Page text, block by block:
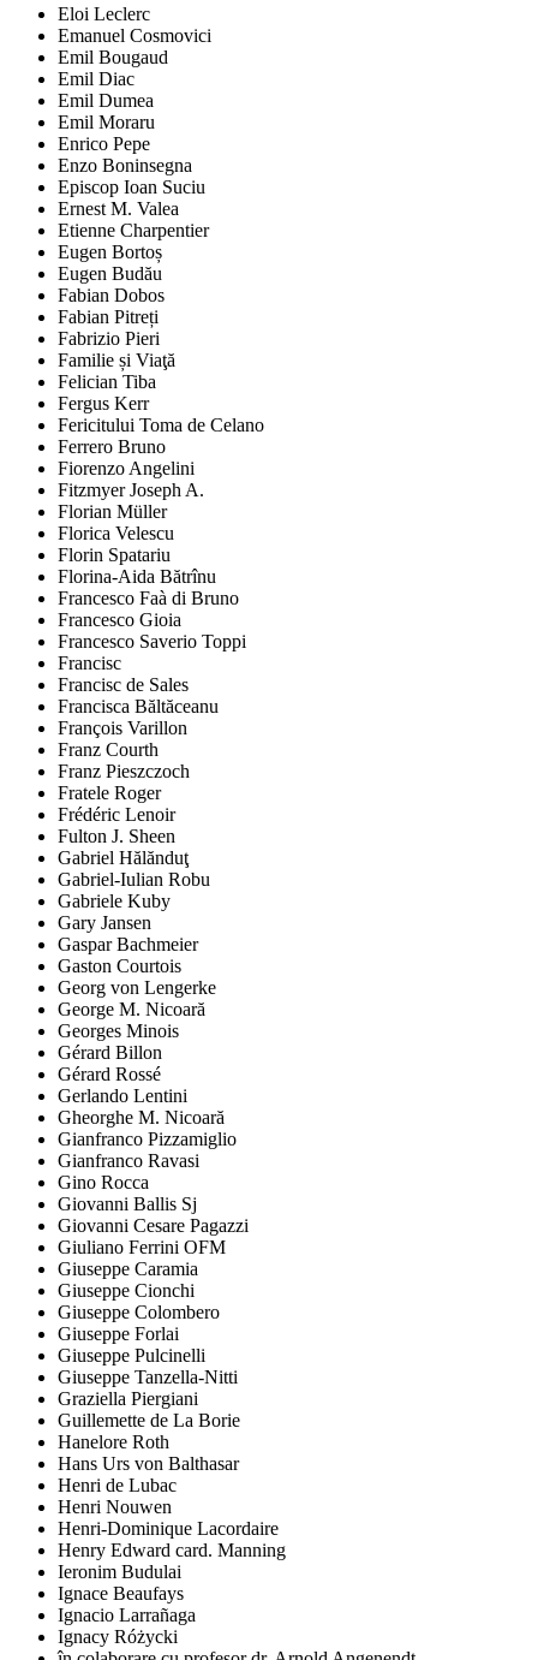
Eloi Leclerc
Emanuel Cosmovici
Emil Bougaud
Emil Diac
Emil Dumea
Emil Moraru
Enrico Pepe
Enzo Boninsegna
Episcop Ioan Suciu
Ernest M. Valea
Etienne Charpentier
Eugen Bortoș
Eugen Budău
Fabian Dobos
Fabian Pitreți
Fabrizio Pieri
Familie și Viaţă
Felician Tiba
Fergus Kerr
Fericitului Toma de Celano
Ferrero Bruno
Fiorenzo Angelini
Fitzmyer Joseph A.
Florian Müller
Florica Velescu
Florin Spatariu
Florina-Aida Bătrînu
Francesco Faà di Bruno
Francesco Gioia
Francesco Saverio Toppi
Francisc
Francisc de Sales
Francisca Băltăceanu
François Varillon
Franz Courth
Franz Pieszczoch
Fratele Roger
Frédéric Lenoir
Fulton J. Sheen
Gabriel Hălănduţ
Gabriel-Iulian Robu
Gabriele Kuby
Gary Jansen
Gaspar Bachmeier
Gaston Courtois
Georg von Lengerke
George M. Nicoară
Georges Minois
Gérard Billon
Gérard Rossé
Gerlando Lentini
Gheorghe M. Nicoară
Gianfranco Pizzamiglio
Gianfranco Ravasi
Gino Rocca
Giovanni Ballis Sj
Giovanni Cesare Pagazzi
Giuliano Ferrini OFM
Giuseppe Caramia
Giuseppe Cionchi
Giuseppe Colombero
Giuseppe Forlai
Giuseppe Pulcinelli
Giuseppe Tanzella-Nitti
Graziella Piergiani
Guillemette de La Borie
Hanelore Roth
Hans Urs von Balthasar
Henri de Lubac
Henri Nouwen
Henri-Dominique Lacordaire
Henry Edward card. Manning
Ieronim Budulai
Ignace Beaufays
Ignacio Larrañaga
Ignacy Różycki